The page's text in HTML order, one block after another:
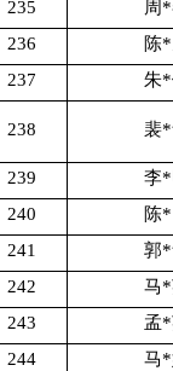
235
周
236
陈
237
朱
238 裴
239
李
240
陈
241
郭
242
马
243
孟
244
马